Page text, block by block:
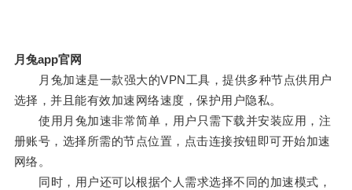
月兔app官网
月兔加速是一款强大的VPN工具，提供多种节点供用户
选择，并且能有效加速网络速度，保护用户隐私。
使用月兔加速非常简单，用户只需下载并安装应用，注
册账号，选择所需的节点位置，点击连接按钮即可开始加速
网络。
同时，用户还可以根据个人需求选择不同的加速模式，